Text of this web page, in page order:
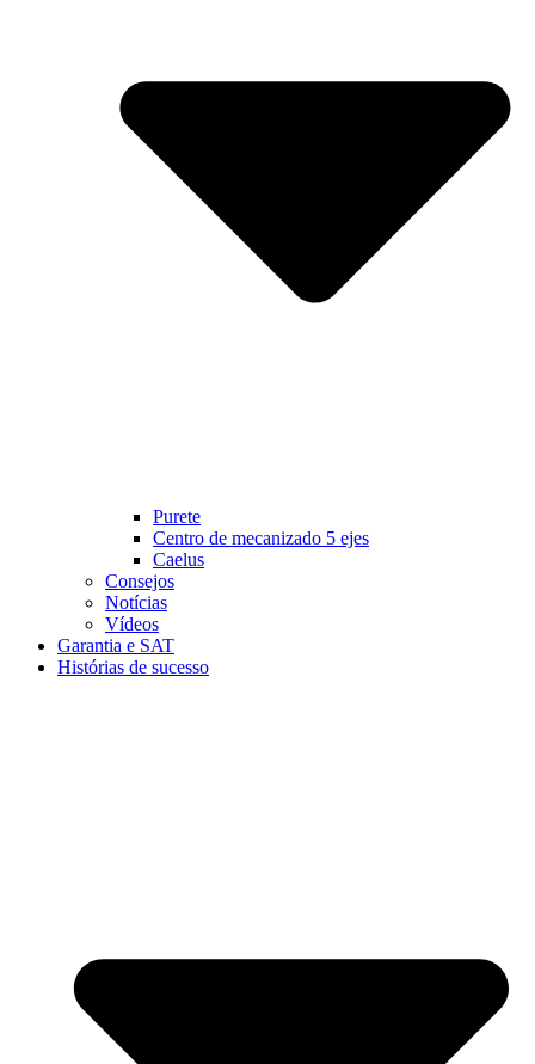
Purete
Centro de mecanizado 5 ejes
Caelus
Consejos
Notícias
Vídeos
Garantia e SAT
Histórias de sucesso